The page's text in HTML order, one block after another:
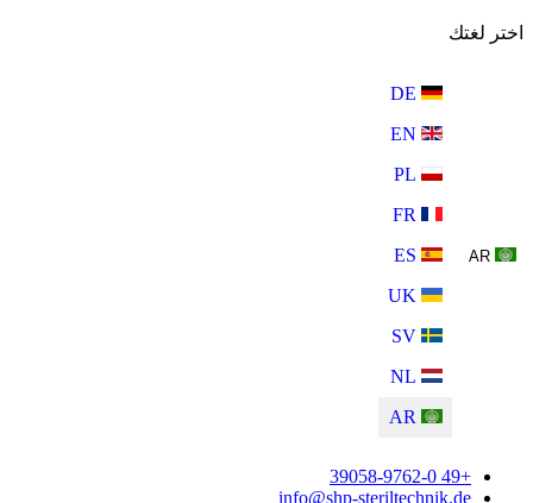
اختر لغتك
+49 39058-9762-0
info@shp-steriltechnik.de